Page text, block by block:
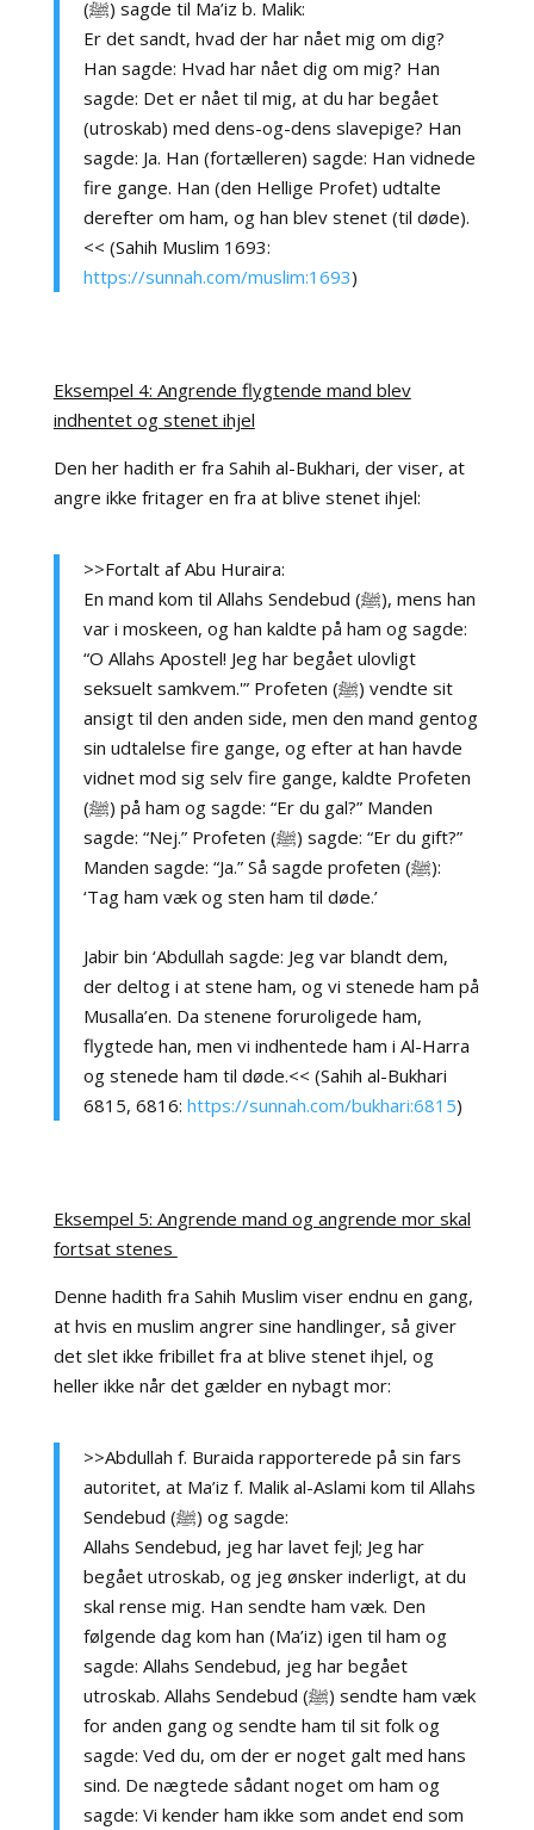
(ﷺ) sagde til Ma’iz b. Malik:
Er det sandt, hvad der har nået mig om dig?
Han sagde: Hvad har nået dig om mig? Han
sagde: Det er nået til mig, at du har begået
(utroskab) med dens-og-dens slavepige? Han
sagde: Ja. Han (fortælleren) sagde: Han vidnede
fire gange. Han (den Hellige Profet) udtalte
derefter om ham, og han blev stenet (til døde).
<< (Sahih Muslim 1693:
https://sunnah.com/muslim:1693)
Eksempel 4: Angrende flygtende mand blev
indhentet og stenet ihjel
Den her hadith er fra Sahih al-Bukhari, der viser, at
angre ikke fritager en fra at blive stenet ihjel:
>>Fortalt af Abu Huraira:
En mand kom til Allahs Sendebud (ﷺ), mens han
var i moskeen, og han kaldte på ham og sagde:
“O Allahs Apostel! Jeg har begået ulovligt
seksuelt samkvem.'” Profeten (ﷺ) vendte sit
ansigt til den anden side, men den mand gentog
sin udtalelse fire gange, og efter at han havde
vidnet mod sig selv fire gange, kaldte Profeten
(ﷺ) på ham og sagde: “Er du gal?” Manden
sagde: “Nej.” Profeten (ﷺ) sagde: “Er du gift?”
Manden sagde: “Ja.” Så sagde profeten (ﷺ):
‘Tag ham væk og sten ham til døde.’
Jabir bin ‘Abdullah sagde: Jeg var blandt dem,
der deltog i at stene ham, og vi stenede ham på
Musalla’en. Da stenene foruroligede ham,
flygtede han, men vi indhentede ham i Al-Harra
og stenede ham til døde.<< (Sahih al-Bukhari
6815, 6816: https://sunnah.com/bukhari:6815)
Eksempel 5: Angrende mand og angrende mor skal
fortsat stenes
Denne hadith fra Sahih Muslim viser endnu en gang,
at hvis en muslim angrer sine handlinger, så giver
det slet ikke fribillet fra at blive stenet ihjel, og
heller ikke når det gælder en nybagt mor:
>>Abdullah f. Buraida rapporterede på sin fars
autoritet, at Ma’iz f. Malik al-Aslami kom til Allahs
Sendebud (ﷺ) og sagde:
Allahs Sendebud, jeg har lavet fejl; Jeg har
begået utroskab, og jeg ønsker inderligt, at du
skal rense mig. Han sendte ham væk. Den
følgende dag kom han (Ma’iz) igen til ham og
sagde: Allahs Sendebud, jeg har begået
utroskab. Allahs Sendebud (ﷺ) sendte ham væk
for anden gang og sendte ham til sit folk og
sagde: Ved du, om der er noget galt med hans
sind. De nægtede sådant noget om ham og
sagde: Vi kender ham ikke som andet end som